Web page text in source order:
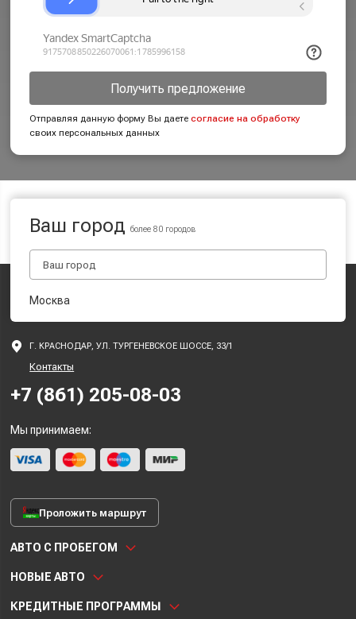
Получить предложение
Отправляя данную форму Вы даетесогласие на обработку
своих персональных данных
Ваш городболее 80 городов
Москва
Г. КРАСНОДАР, УЛ. ТУРГЕНЕВСКОЕ ШОССЕ, 33/1
Контакты
+7 (861) 205-08-03
Мы принимаем:
Проложить маршрут
АВТО С ПРОБЕГОМ
НОВЫЕ АВТО
КРЕДИТНЫЕ ПРОГРАММЫ